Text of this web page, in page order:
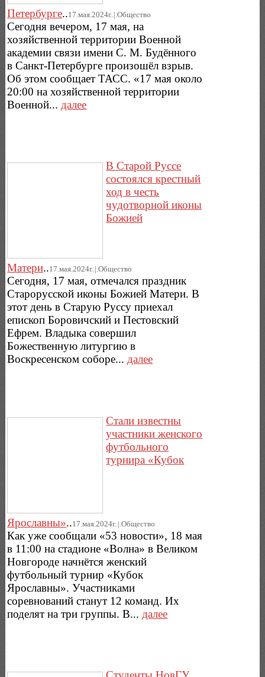
Петербурге..17.мая.2024г..|.Общество
Сегодня вечером, 17 мая, на
хозяйственной территории Военной
академии связи имени С. М. Будённого
в Санкт-Петербурге произошёл взрыв.
Об этом сообщает ТАСС. «17 мая около
20:00 на хозяйственной территории
Военной... далее
В Старой Руссе
состоялся крестный
ход в честь
чудотворной иконы
Божией
Матери..17.мая.2024г..|.Общество
Сегодня, 17 мая, отмечался праздник
Старорусской иконы Божией Матери. В
этот день в Старую Руссу приехал
епископ Боровичский и Пестовский
Ефрем. Владыка совершил
Божественную литургию в
Воскресенском соборе...далее
Стали известны
участники женского
футбольного
турнира «Кубок
Ярославны»..17.мая.2024г..|.Общество
Как уже сообщали «53 новости», 18 мая
в 11:00 на стадионе «Волна» в Великом
Новгороде начнётся женский
футбольный турнир «Кубок
Ярославны». Участниками
соревнований станут 12 команд. Их
поделят на три группы. В... далее